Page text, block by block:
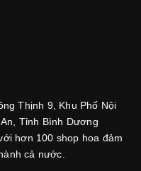
Thịnh 9, Khu Phố Nội
Tỉnh Bình Dương
hơn 100 shop hoa đảm
cả nước.